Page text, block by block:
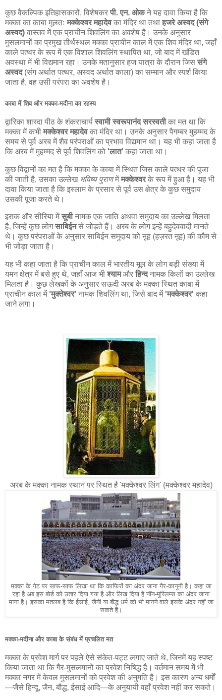
कुछ वैकल्पिक इतिहासकारों, विशेषकरपी. एन. ओकने यह दावा किया है कि
मक्का का काबा मूलतःमक्केश्वर महादेवका मंदिर था तथाहजरे अस्वद (संगे
अस्वद) वास्तव में एक प्राचीन शिवलिंग का अवशेष है। उनके अनुसार
मुसलमानों का प्रमुख तीर्थस्थल मक्का प्राचीन काल में एक शिव मंदिर था, जहाँ
काले पत्थर के रूप में एक विशाल शिवलिंग स्थापित था, जो बाद में खंडित
अवस्था में भी विद्यमान रहा। उनके मतानुसार हज यात्रा के दौरान जिससंगे
अस्वद(संग अर्थात पत्थर, अस्वद अर्थात काला) का सम्मान और स्पर्श किया
जाता है, वह उसी परंपरा का अवशेष है।
काबा में शिव और मक्का-मदीना का रहस्य
द्वारिका शारदा पीठ के शंकराचार्यस्वामी स्वरूपानंद सरस्वतीका मत था कि
मक्का में कभीमक्केश्वर महादेवका मंदिर था। उनके अनुसार पैगम्बर मुहम्मद के
समय से पूर्व अरब में शैव परंपराओं का प्रभाव विद्यमान था। यह भी कहा जाता है
कि अरब में मुहम्मद से पूर्व शिवलिंग को 'लात' कहा जाता था।
कुछ विद्वानों का मत है कि मक्का के काबा में स्थित जिस काले पत्थर की पूजा
की जाती है, उसका उल्लेख भविष्य पुराणमेंमक्केश्वरके रूप में हुआ है। यह भी
दावा किया जाता है कि इस्लाम के प्रसार से पूर्व उस क्षेत्र के कुछ समुदाय
उसकी पूजा करते थे।
इराक और सीरिया मेंसुबीनामक एक जाति अथवा समुदाय का उल्लेख मिलता
है, जिन्हें कुछ लोगसाबिईनसे जोड़ते हैं। अरब के लोग इन्हें बहुदेववादी मानते
थे। कुछ परंपराओं के अनुसार साबिईन समुदाय को नूह (हज़रत नूह) की कौम से
भी जोड़ा जाता है।
यह भी कहा जाता है कि प्राचीन काल में भारतीय मूल के लोग बड़ी संख्या में
यमन क्षेत्र में बसे हुए थे, जहाँ आज भीश्यामऔरहिन्दनामक किलों का उल्लेख
मिलता है। कुछ लेखकों के अनुसार सऊदी अरब के मक्का स्थित काबा में
प्राचीन काल में 'मुक्तेश्वर' नामक शिवलिंग था, जिसे बाद में 'मक्केश्वर' कहा
जाने लगा।
अरब के मक्का नामक स्थान पर स्थित है 'मक्केश्वर लिंग' (मक्केश्वर महादेव)
मक्का के गेट पर साफ-साफ लिखा था कि काफिरों का अंदर जाना गैर-कानूनी है। कहा जा
रहा है अब इस बोर्ड को उतार दिया गया है और लिख दिया है नॉन-मुस्लिम्स का अंदर जाना
माना है। इसका मतलब है कि ईसाई, जैनी या बौद्ध धर्म को भी मानने वाले इसके अंदर नहीं जा
सकते हैं।
मक्का-मदीना और काबा के संबंध में प्रचलित मत
मक्का के प्रवेश मार्ग पर पहले ऐसे संकेत-पट्ट लगाए जाते थे, जिनमें यह स्पष्ट
किया जाता था कि गैर-मुसलमानों का प्रवेश निषिद्ध है। वर्तमान समय में भी
मक्का नगर में केवल मुसलमानों को प्रवेश की अनुमति है। इस कारण अन्य धर्मों
—जैसे हिन्दू, जैन, बौद्ध, ईसाई आदि—के अनुयायी वहाँ प्रवेश नहीं कर सकते।